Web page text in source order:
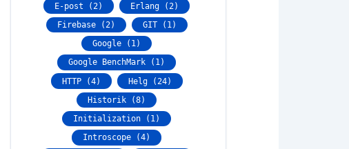
E-post (2)
Erlang (2)
Firebase (2)
GIT (1)
Google (1)
Google BenchMark (1)
HTTP (4)
Helg (24)
Historik (8)
Initialization (1)
Introscope (4)